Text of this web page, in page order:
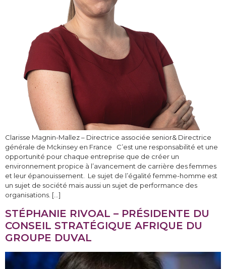
Clarisse Magnin-Mallez – Directrice associée senior& Directrice
générale de Mckinsey en France C’est une responsabilité et une
opportunité pour chaque entreprise que de créer un
environnement propice à l’avancement de carrière des femmes
et leur épanouissement. Le sujet de l’égalité femme-homme est
un sujet de société mais aussi un sujet de performance des
organisations. […]
STÉPHANIE RIVOAL – PRÉSIDENTE DU
CONSEIL STRATÉGIQUE AFRIQUE DU
GROUPE DUVAL